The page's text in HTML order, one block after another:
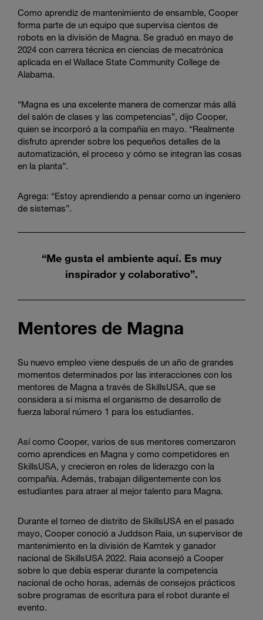
Como aprendiz de mantenimiento de ensamble, Cooper
forma parte de un equipo que supervisa cientos de
robots en la división de Magna. Se graduó en mayo de
2024 con carrera técnica en ciencias de mecatrónica
aplicada en el Wallace State Community College de
Alabama.
“Magna es una excelente manera de comenzar más allá
del salón de clases y las competencias”, dijo Cooper,
quien se incorporó a la compañía en mayo. “Realmente
disfruto aprender sobre los pequeños detalles de la
automatización, el proceso y cómo se integran las cosas
en la planta”.
Agrega: “Estoy aprendiendo a pensar como un ingeniero
de sistemas”.
“Me gusta el ambiente aquí. Es muy
inspirador y colaborativo”.
Mentores de Magna
Su nuevo empleo viene después de un año de grandes
momentos determinados por las interacciones con los
mentores de Magna a través de SkillsUSA, que se
considera a sí misma el organismo de desarrollo de
fuerza laboral número 1 para los estudiantes.
Así como Cooper, varios de sus mentores comenzaron
como aprendices en Magna y como competidores en
SkillsUSA, y crecieron en roles de liderazgo con la
compañía. Además, trabajan diligentemente con los
estudiantes para atraer al mejor talento para Magna.
Durante el torneo de distrito de SkillsUSA en el pasado
mayo, Cooper conoció a Juddson Raia, un supervisor de
mantenimiento en la división de Kamtek y ganador
nacional de SkillsUSA 2022. Raia aconsejó a Cooper
sobre lo que debía esperar durante la competencia
nacional de ocho horas, además de consejos prácticos
sobre programas de escritura para el robot durante el
evento.